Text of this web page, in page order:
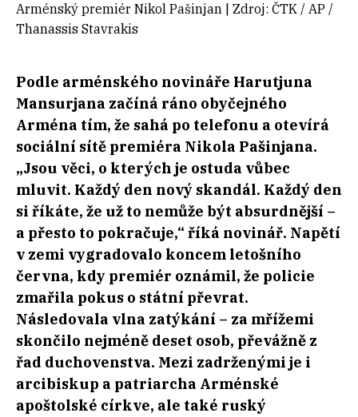
Arménský premiér Nikol Pašinjan | Zdroj: ČTK / AP /
Thanassis Stavrakis
Podle arménského novináře Harutjuna
Mansurjana začíná ráno obyčejného
Arména tím, že sahá po telefonu a otevírá
sociální sítě premiéra Nikola Pašinjana.
„Jsou věci, o kterých je ostuda vůbec
mluvit. Každý den nový skandál. Každý den
si říkáte, že už to nemůže být absurdnější –
a přesto to pokračuje,“ říká novinář. Napětí
v zemi vygradovalo koncem letošního
června, kdy premiér oznámil, že policie
zmařila pokus o státní převrat.
Následovala vlna zatýkání – za mřížemi
skončilo nejméně deset osob, převážně z
řad duchovenstva. Mezi zadrženými je i
arcibiskup a patriarcha Arménské
apoštolské církve, ale také ruský